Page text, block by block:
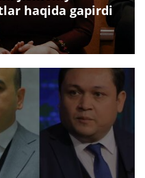
haqida gapirdi